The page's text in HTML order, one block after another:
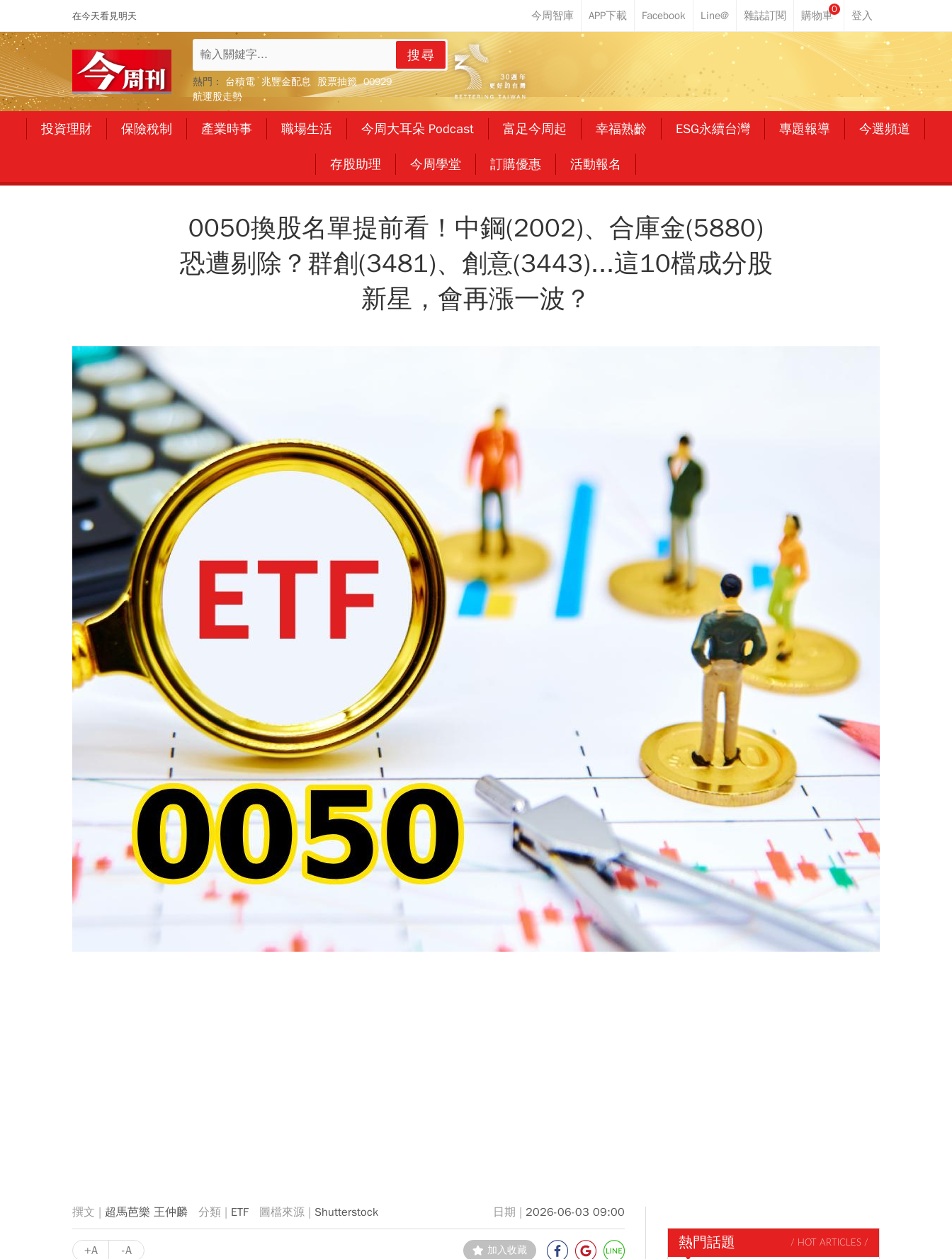
在今天看見明天
0
搜尋
熱門： 台積電 兆豐金配息 股票抽籤 00929
航運股走勢
投資理財 保險稅制 產業時事 職場生活 今周大耳朵 Podcast 富足今周起 幸福熟齡 ESG永續台灣 專題報導 今選頻道
存股助理 今周學堂 訂購優惠 活動報名
0050換股名單提前看！中鋼(2002)、合庫金(5880)
恐遭剔除？群創(3481)、創意(3443)...這10檔成分股
新星，會再漲一波？
超馬芭樂 王仲麟 ETF Shutterstock 2026-06-03 09:00
+A -A 加入收藏 熱門話題 / HOT ARTICLES /